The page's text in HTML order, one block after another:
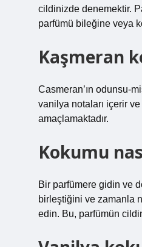
cildinizde denemektir.
parfümü bileğine veya
Kaşmeran
Casmeran’ın odunsu-
vanilya notaları içerir
amaçlamaktadır.
Kokumu
Bir parfümere gidin ve
birleştiğini ve zamanla
edin. Bu, parfümün